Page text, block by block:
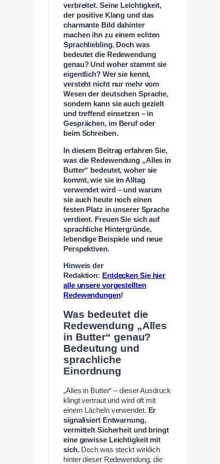
verbreitet. Seine Leichtigkeit,
der positive Klang und das
charmante Bild dahinter
machen ihn zu einem echten
Sprachliebling. Doch was
bedeutet die Redewendung
genau? Und woher stammt sie
eigentlich? Wer sie kennt,
versteht nicht nur mehr vom
Wesen der deutschen Sprache,
sondern kann sie auch gezielt
und treffend einsetzen – in
Gesprächen, im Beruf oder
beim Schreiben.
In diesem Beitrag erfahren Sie,
was die Redewendung „Alles in
Butter“ bedeutet, woher sie
kommt, wie sie im Alltag
verwendet wird – und warum
sie auch heute noch einen
festen Platz in unserer Sprache
verdient. Freuen Sie sich auf
sprachliche Hintergründe,
lebendige Beispiele und neue
Perspektiven.
Hinweis der
Redaktion: Entdecken Sie hier
alle unsere vorgestellten
Redewendungen!
Was bedeutet die
Redewendung „Alles
in Butter“ genau?
Bedeutung und
sprachliche
Einordnung
„Alles in Butter“ – dieser Ausdruck
klingt vertraut und wird oft mit
einem Lächeln verwendet. Er
signalisiert Entwarnung,
vermittelt Sicherheit und bringt
eine gewisse Leichtigkeit mit
sich.Doch was steckt wirklich
hinter dieser Redewendung, die